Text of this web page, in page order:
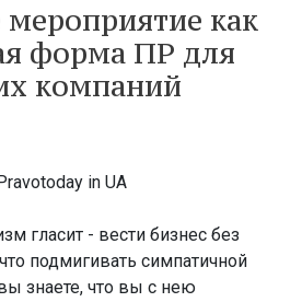
как
форма ПР для
компаний
in UA
гласит - вести бизнес без
подмигивать симпатичной
знаете, что вы с нею